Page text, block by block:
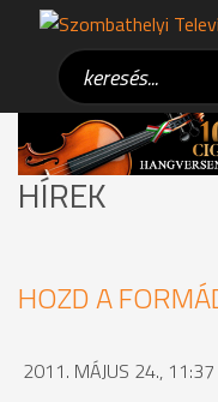
HÍREK
HOZD A
2011. MÁJUS 24., 11:37